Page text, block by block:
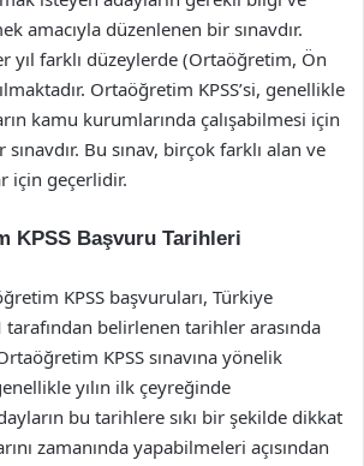
amacıyla düzenlenen bir sınavdır.
yıl farklı düzeylerde (Ortaöğretim, Ön
Ortaöğretim KPSS’si, genellikle
kamu kurumlarında çalışabilmesi için
Bu sınav, birçok farklı alan ve
için geçerlidir.
KPSS Başvuru Tarihleri
KPSS başvuruları, Türkiye
belirlenen tarihler arasında
KPSS sınavına yönelik
yılın ilk çeyreğinde
bu tarihlere sıkı bir şekilde dikkat
zamanında yapabilmeleri açısından